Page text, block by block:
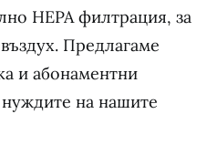
HEPA филтрация, за
Предлагаме
и абонаментни
на нашите